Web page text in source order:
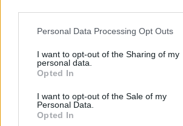
Please note that this website/app uses
not limited to your visit or usage behaviour.
grant or deny consent to Google and its
use your data for below specified
consent section.
Personal Data Processing Opt Outs
I want to opt-out of the Sharing of my
personal data.
Opted In
I want to opt-out of the Sale of my
Personal Data.
Opted In
Croke Park, Dublin
2026-08-12 20:30
1 nap 22 óra 47 perc 19 másodperc
ELŐZŐ MÉRKŐZÉSEK